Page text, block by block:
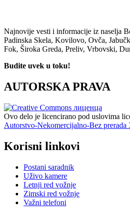
Najnovije vesti i informacije iz naselja
Padinska Skela, Kovilovo, Ovča,
Fok, Široka Greda, Preliv, Vrbovski,
Budite uvek u toku!
AUTORSKA PRAVA
Ovo delo je licencirano pod uslovima
Autorstvo-Nekomercijalno-Bez prerada
Korisni linkovi
Postani saradnik
Uživo kamere
Letnji red vožnje
Zimski red vožnje
Važni telefoni